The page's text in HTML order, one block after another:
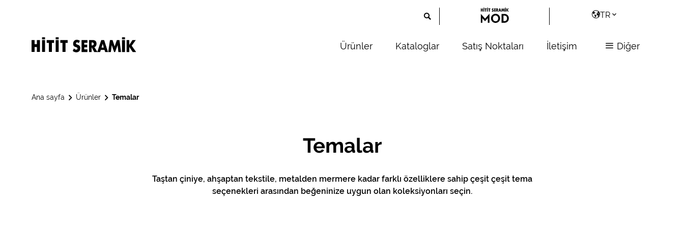
TR
Ürünler Kataloglar Satış Noktaları İletişim Diğer
Ana sayfa Ürünler Temalar
Temalar
Taştan çiniye, ahşaptan tekstile, metalden mermere kadar farklı özelliklere sahip çeşit çeşit tema
seçenekleri arasından beğeninize uygun olan koleksiyonları seçin.